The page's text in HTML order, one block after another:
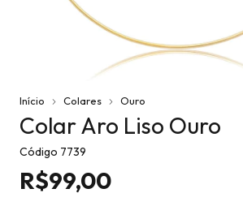
Início Colares Ouro
Colar Aro Liso Ouro
Código 7739
R$99,00